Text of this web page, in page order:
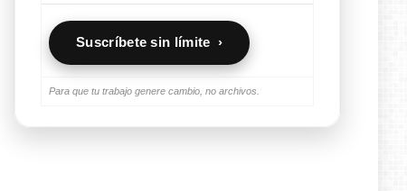
Suscríbete sin límite ›
Para que tu trabajo genere cambio, no archivos.